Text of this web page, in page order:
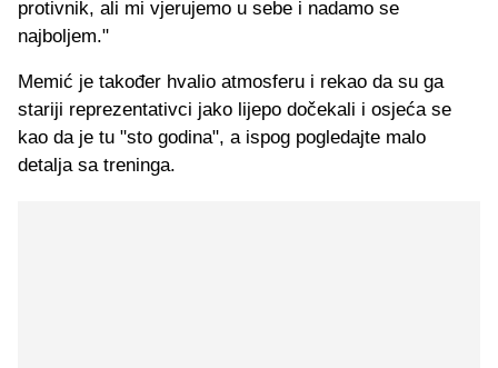
protivnik, ali mi vjerujemo u sebe i nadamo se
najboljem."
Memić je također hvalio atmosferu i rekao da su ga
stariji reprezentativci jako lijepo dočekali i osjeća se
kao da je tu "sto godina", a ispog pogledajte malo
detalja sa treninga.